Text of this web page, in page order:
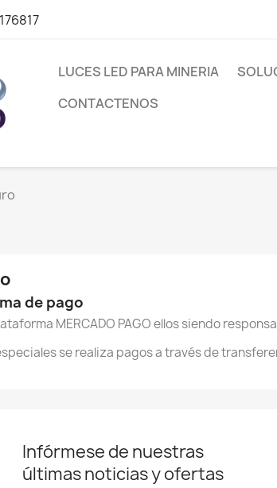
LUCES LED PARA MINERIA
CONTACTENOS
de pago
MERCADO PAGO ellos siendo
se realiza pagos a través de
Infórmese de nuestras
últimas noticias y ofertas